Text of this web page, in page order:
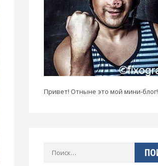
Привет! Отныне это мой мини-блог!
Найти: